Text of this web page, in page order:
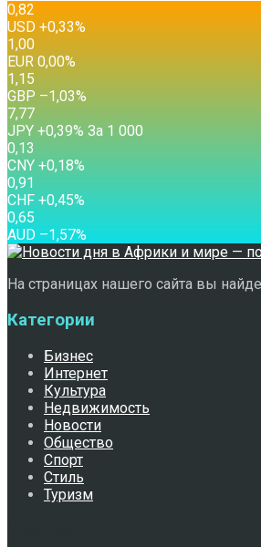
0,82
USD +0,33%
1,00
EUR 0,00%
1,15
GBP –1,03%
7,77
JPY +0,39% За 1 000
0,13
CNY +0,18%
0,91
CHF +0,45%
0,65
AUD –1,57%
На страницах нашего сайта вы
Категории
Бизнес
Интернет
Культура
Недвижимость
Новости
Общество
Спорт
Стиль
Туризм